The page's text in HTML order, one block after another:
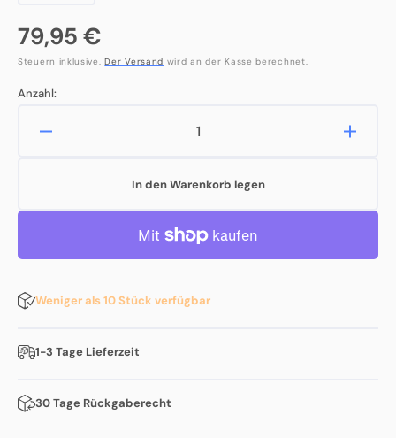
Normaler
Preis
79,95 €
Steuern inklusive.Der Versand wird an der Kasse berechnet.
Anzahl:
Verringere
Eve
Eve
In den Warenkorb legen
Weniger als 10 Stück verfügbar
1-3 Tage Lieferzeit
30 Tage Rückgaberecht